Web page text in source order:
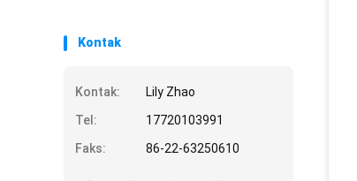
Kontak
Kontak:
Lily Zhao
Tel:
17720103991
Faks:
86-22-63250610